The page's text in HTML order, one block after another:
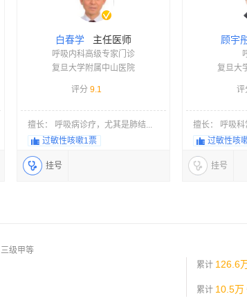
白春学 主任医师
呼吸内科高级专家门诊
复旦大学附属中山医院
评分 9.1
擅长： 呼吸病诊疗，尤其是肺结...
过敏性咳嗽1票
挂号
顾宇
复旦大
评
擅长： 呼吸
过敏性咳
挂号
三级甲等
累计 126.6
累计 10.5万